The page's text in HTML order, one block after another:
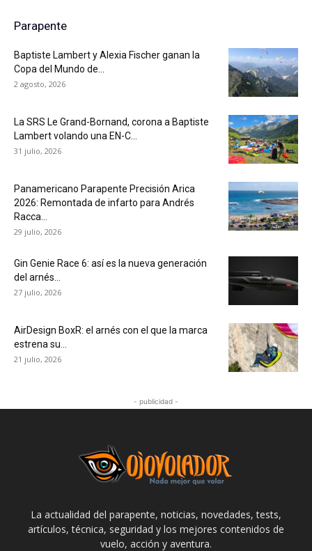
Parapente
Baptiste Lambert y Alexia Fischer ganan la
Copa del Mundo de...
2 agosto, 2026
La SRS Le Grand-Bornand, corona a Baptiste
Lambert volando una EN-C...
31 julio, 2026
Panamericano Parapente Precisión Arica
2026: Remontada de infarto para Andrés
Racca...
29 julio, 2026
Gin Genie Race 6: así es la nueva generación
del arnés...
27 julio, 2026
AirDesign BoxR: el arnés con el que la marca
estrena su...
21 julio, 2026
- publicidad -
La actualidad del parapente, noticias, novedades, tests,
artículos, técnica, seguridad y los mejores contenidos de
vuelo, acción y aventura.